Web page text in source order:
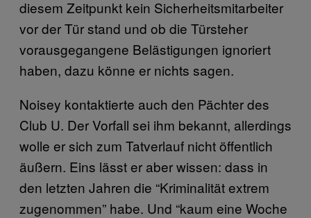
diesem Zeitpunkt kein Sicherheitsmitarbeiter
vor der Tür stand und ob die Türsteher
vorausgegangene Belästigungen ignoriert
haben, dazu könne er nichts sagen.
Noisey kontaktierte auch den Pächter des
Club U. Der Vorfall sei ihm bekannt, allerdings
wolle er sich zum Tatverlauf nicht öffentlich
äußern. Eins lässt er aber wissen: dass in
den letzten Jahren die “Kriminalität extrem
zugenommen” habe. Und “kaum eine Woche